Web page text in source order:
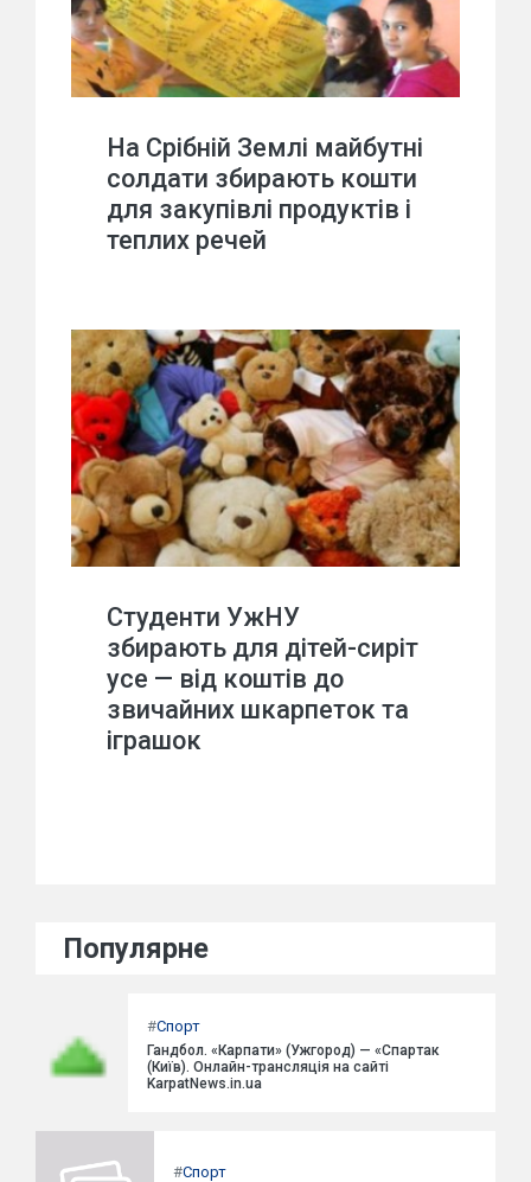
На Срібній Землі майбутні
солдати збирають кошти
для закупівлі продуктів і
теплих речей
Студенти УжНУ
збирають для дітей-сиріт
усе — від коштів до
звичайних шкарпеток та
іграшок
Популярне
#Спорт
Гандбол. «Карпати» (Ужгород) — «Спартак
(Київ). Онлайн-трансляція на сайті
KarpatNews.in.ua
#Спорт